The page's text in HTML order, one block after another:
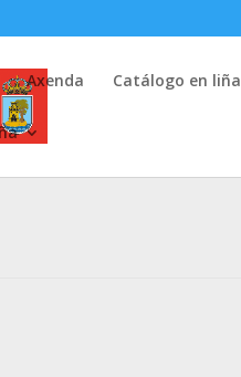
Axenda Catálogo en liña